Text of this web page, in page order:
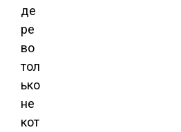
де
ре
во
тол
ько
не
кот